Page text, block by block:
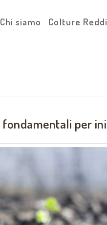
Chi siamo Colture
fondamentali per